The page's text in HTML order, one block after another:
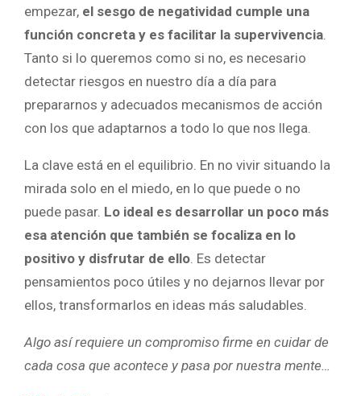
empezar, el sesgo de negatividad cumple una
función concreta y es facilitar la supervivencia.
Tanto si lo queremos como si no, es necesario
detectar riesgos en nuestro día a día para
prepararnos y adecuados mecanismos de acción
con los que adaptarnos a todo lo que nos llega.
La clave está en el equilibrio. En no vivir situando la
mirada solo en el miedo, en lo que puede o no
puede pasar. Lo ideal es desarrollar un poco más
esa atención que también se focaliza en lo
positivo y disfrutar de ello. Es detectar
pensamientos poco útiles y no dejarnos llevar por
ellos, transformarlos en ideas más saludables.
Algo así requiere un compromiso firme en cuidar de
cada cosa que acontece y pasa por nuestra mente…